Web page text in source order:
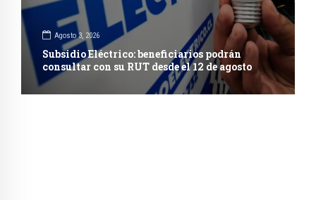
Agosto 3, 2026
Subsidio Eléctrico: beneficiarios podrán
consultar con su RUT desde el 12 de agosto